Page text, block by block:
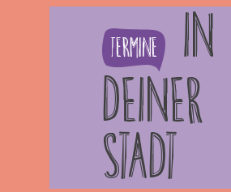
Termine
IN
DEINER
STADT